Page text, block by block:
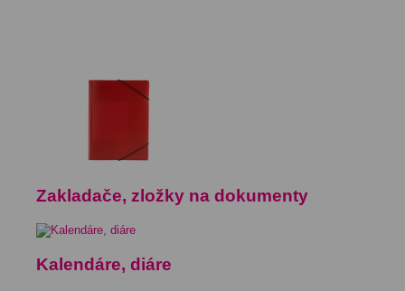
Zakladače, zložky na dokumenty
Kalendáre, diáre